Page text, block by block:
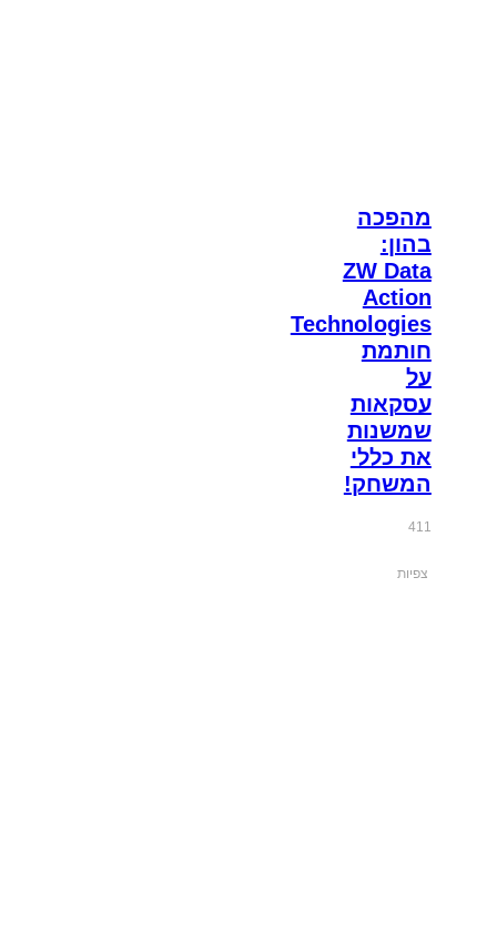
מהפכה
בהון:
ZW Data
Action
Technologies
חותמת
על
עסקאות
שמשנות
את כללי
המשחק!
411
צפיות